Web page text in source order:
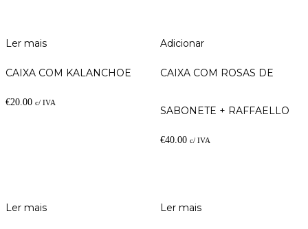
Ler mais
CAIXA COM KALANCHOE
€20.00 c/ IVA
Adicionar
CAIXA COM ROSAS DE
SABONETE + RAFFAELLO
€40.00 c/ IVA
Ler mais Ler mais